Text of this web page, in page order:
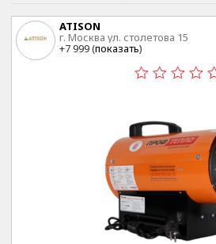
ATISON
г. Москва ул. столетова 15
+7 999 (показать)